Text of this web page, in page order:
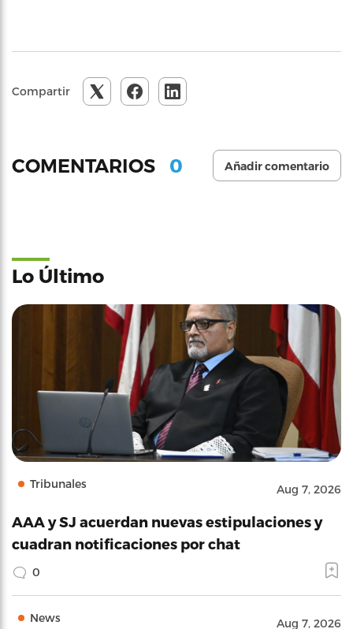
Compartir
COMENTARIOS 0 Añadir comentario
Lo Último
Tribunales Aug 7, 2026
AAA y SJ acuerdan nuevas estipulaciones y
cuadran notificaciones por chat
0
News Aug 7, 2026